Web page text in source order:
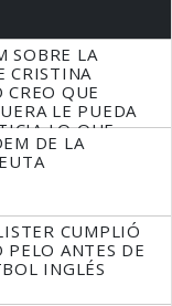
SOBRE LA
CRISTINA
CREO QUE
LE PUEDA
LO QUE
DE LA
CUMPLIÓ
ANTES DE
INGLÉS